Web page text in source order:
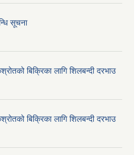
सूचना
बिक्रिका लागि शिलबन्दी दरभाउ
बिक्रिका लागि शिलबन्दी दरभाउ